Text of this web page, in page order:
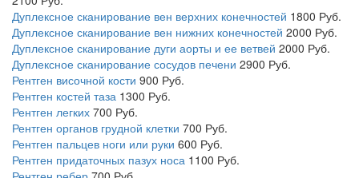
Дуплексное сканирование вен верхних конечностей 1800 Руб.
Дуплексное сканирование вен нижних конечностей 2000 Руб.
Дуплексное сканирование дуги аорты и ее ветвей 2000 Руб.
Дуплексное сканирование сосудов печени 2900 Руб.
Рентген височной кости 900 Руб.
Рентген костей таза 1300 Руб.
Рентген легких 700 Руб.
Рентген органов грудной клетки 700 Руб.
Рентген пальцев ноги или руки 600 Руб.
Рентген придаточных пазух носа 1100 Руб.